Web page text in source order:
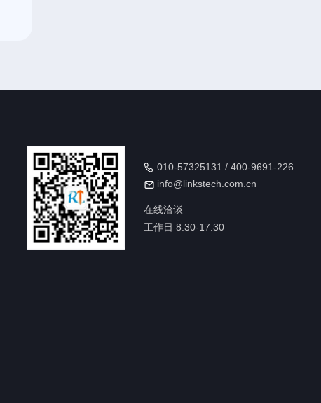
010-57325131 / 400-9691-226
info@linkstech.com.cn
在线洽谈
工作日 8:30-17:30